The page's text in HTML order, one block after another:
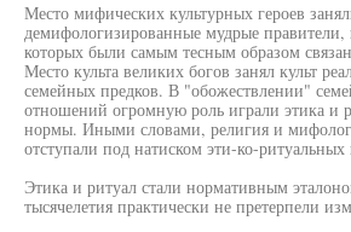
Место мифических культурных героев
демифологизированные мудрые правители,
которых были самым тесным образом
Место культа великих богов занял культ
семейных предков. В "обожествлении"
отношений огромную роль играли этика и
нормы. Иными словами, религия и
отступали под натиском эти-ко-
Этика и ритуал стали нормативным
тысячелетия практически не претерпели